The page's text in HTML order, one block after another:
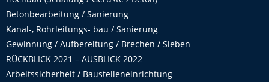
Betonbearbeitung / Sanierung
Kanal-, Rohrleitungs- bau / Sanierung
Gewinnung / Aufbereitung / Brechen / Sieben
RÜCKBLICK 2021 – AUSBLICK 2022
Arbeitssicherheit / Baustelleneinrichtung